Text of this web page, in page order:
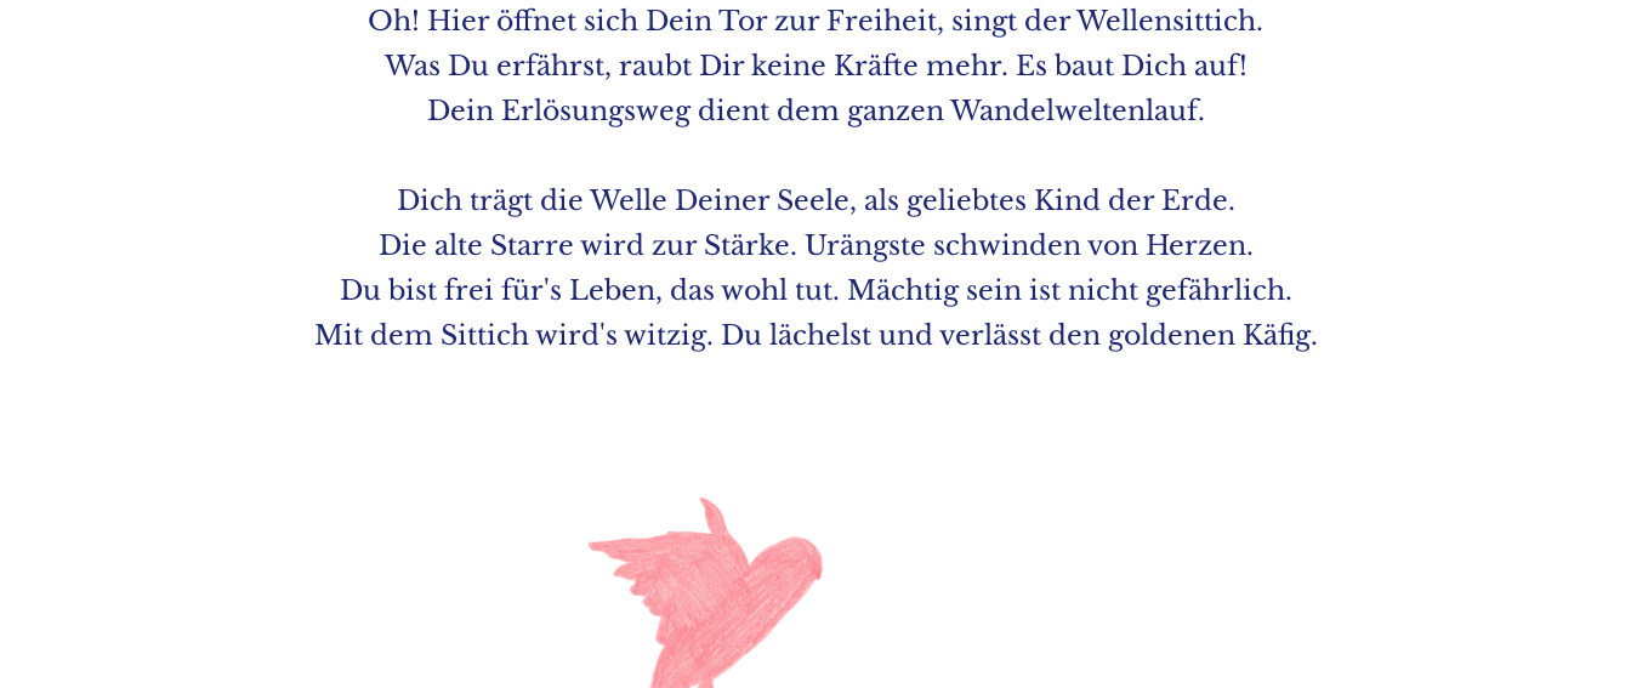
Oh! Hier öffnet sich Dein Tor zur Freiheit, singt der Wellensittich.
Was Du erfährst, raubt Dir keine Kräfte mehr. Es baut Dich auf!
Dein Erlösungsweg dient dem ganzen Wandelweltenlauf.
Dich trägt die Welle Deiner Seele, als geliebtes Kind der Erde.
Die alte Starre wird zur Stärke. Urängste schwinden von Herzen.
Du bist frei für's Leben, das wohl tut. Mächtig sein ist nicht gefährlich.
Mit dem Sittich wird's witzig. Du lächelst und verlässt den goldenen Käfig.